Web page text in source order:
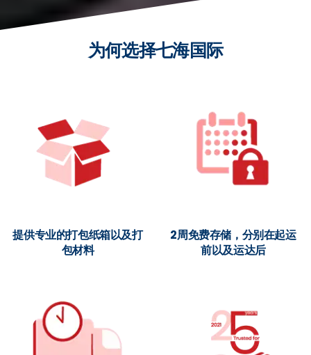
为何选择七海国际
提供专业的打包纸箱以及打
包材料
2周免费存储，分别在起运
前以及运达后